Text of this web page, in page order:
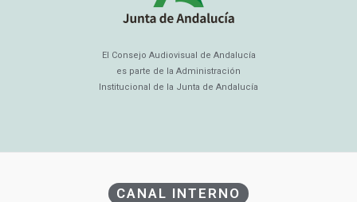
El Consejo Audiovisual de Andalucía
es parte de la Administración
Institucional de la Junta de Andalucía
CANAL INTERNO